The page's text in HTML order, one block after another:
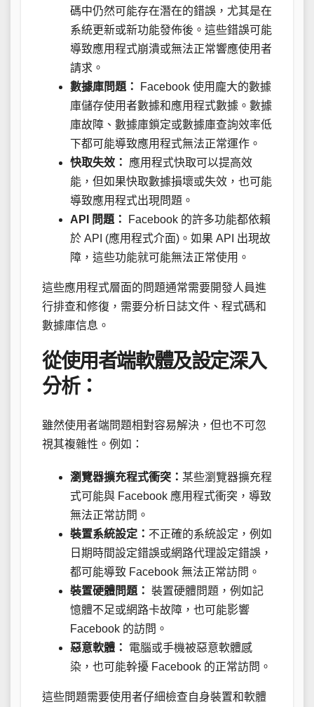
碼中仍然可能存在潛在的錯誤，尤其是在
系統更新或新功能發佈後。這些錯誤可能
導致應用程式崩潰或無法正常響應使用者
請求。
數據庫問題：
Facebook 使用龐大的數據
庫儲存使用者數據和應用程式數據。數據
庫故障、數據庫鎖定或數據庫查詢效率低
下都可能導致應用程式無法正常運作。
快取失效：
應用程式快取可以提高效
能，但如果快取數據損壞或失效，也可能
導致應用程式出現問題。
API 問題：
Facebook 的許多功能都依賴
於 API (應用程式介面)。如果 API 出現故
障，這些功能就可能無法正常使用。
這些應用程式層面的問題通常需要開發人員進
行排查和修復，需要分析日誌文件、程式碼和
數據庫信息。
從使用者端軟體及設定深入
分析：
雖然使用者端問題相對容易解決，但也不可忽
視其複雜性。例如：
瀏覽器擴充程式衝突： 某些瀏覽器擴充程
式可能與 Facebook 應用程式衝突，導致
無法正常訪問。
裝置系統設定： 不正確的系統設定，例如
日期時間設定錯誤或網路代理設定錯誤，
都可能導致 Facebook 無法正常訪問。
裝置硬體問題： 裝置硬體問題，例如記
憶體不足或網路卡故障，也可能影響
Facebook 的訪問。
惡意軟體：
電腦或手機被惡意軟體感
染，也可能幹擾 Facebook 的正常訪問。
這些問題需要使用者仔細檢查自身裝置和軟體